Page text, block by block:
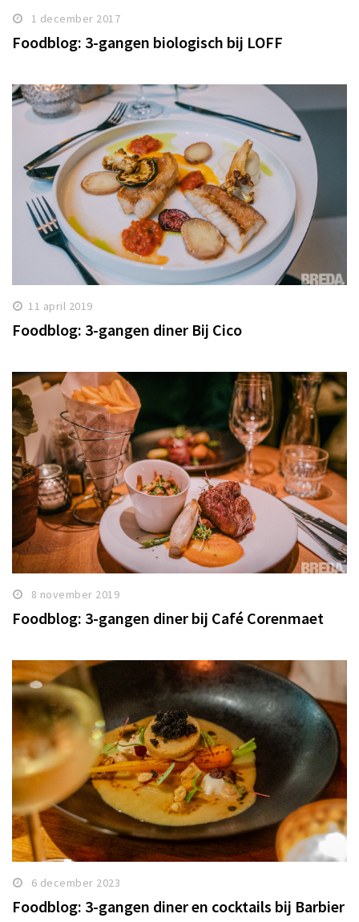
1 december 2017
Foodblog: 3-gangen biologisch bij LOFF
11 april 2019
Foodblog: 3-gangen diner Bij Cico
8 november 2019
Foodblog: 3-gangen diner bij Café Corenmaet
6 december 2023
Foodblog: 3-gangen diner en cocktails bij Barbier